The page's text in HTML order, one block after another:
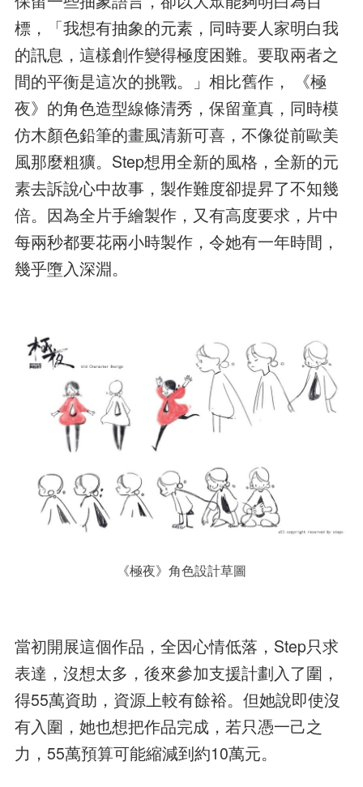
標，「我想有抽象的元素，同時要人家明白我
的訊息，這樣創作變得極度困難。要取兩者之
間的平衡是這次的挑戰。」相比舊作， 《極
夜》的角色造型線條清秀，保留童真，同時模
仿木顏色鉛筆的畫風清新可喜，不像從前歐美
風那麼粗獷。Step想用全新的風格，全新的元
素去訴說心中故事，製作難度卻提昇了不知幾
倍。因為全片手繪製作，又有高度要求，片中
每兩秒都要花兩小時製作，令她有一年時間，
幾乎墮入深淵。
《極夜》角色設計草圖
當初開展這個作品，全因心情低落，Step只求
表達，沒想太多，後來參加支援計劃入了圍，
得55萬資助，資源上較有餘裕。但她說即使沒
有入圍，她也想把作品完成，若只憑一己之
力，55萬預算可能縮減到約10萬元。